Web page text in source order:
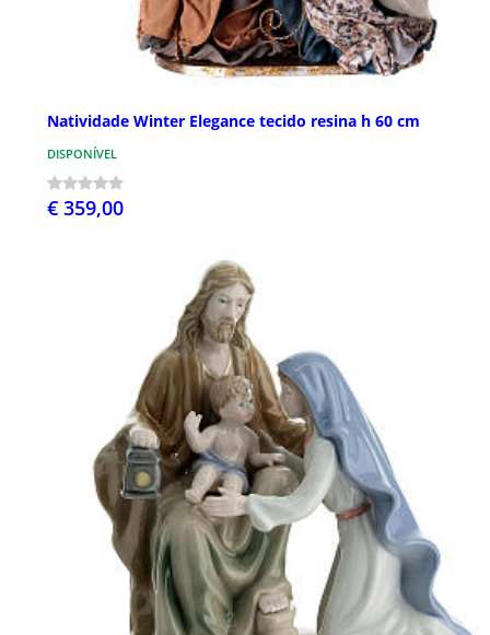
Natividade Winter Elegance tecido resina h 60 cm
DISPONÍVEL
€ 359,00